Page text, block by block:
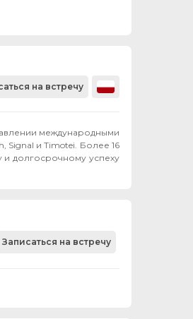
на встречу
международными
Signal и Timotei. Более 16
и долгосрочному успеху
Записаться на встречу